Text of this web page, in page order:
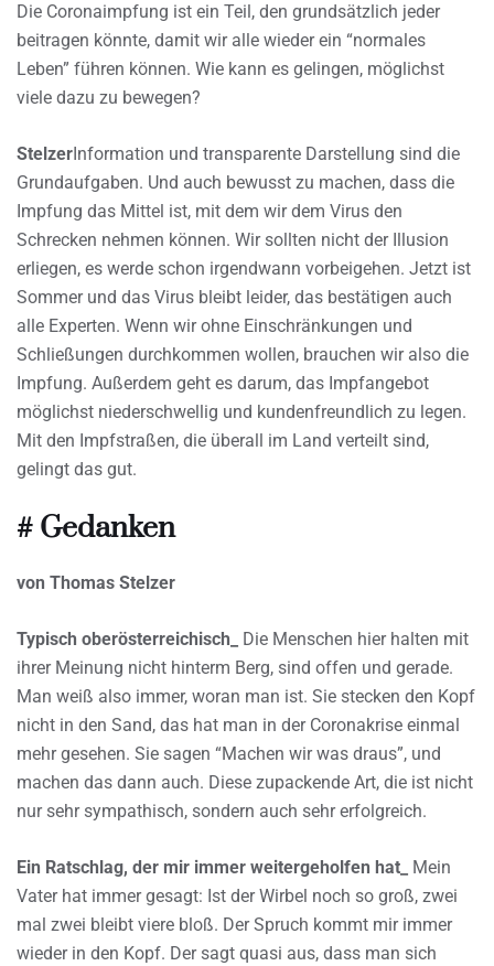
Die Coronaimpfung ist ein Teil, den grundsätzlich jeder
beitragen könnte, damit wir alle wieder ein “normales
Leben” führen können. Wie kann es gelingen, möglichst
viele dazu zu bewegen?
StelzerInformation und transparente Darstellung sind die
Grundaufgaben. Und auch bewusst zu machen, dass die
Impfung das Mittel ist, mit dem wir dem Virus den
Schrecken nehmen können. Wir sollten nicht der Illusion
erliegen, es werde schon irgendwann vorbeigehen. Jetzt ist
Sommer und das Virus bleibt leider, das bestätigen auch
alle Experten. Wenn wir ohne Einschränkungen und
Schließungen durchkommen wollen, brauchen wir also die
Impfung. Außerdem geht es darum, das Impfangebot
möglichst niederschwellig und kundenfreundlich zu legen.
Mit den Impfstraßen, die überall im Land verteilt sind,
gelingt das gut.
# Gedanken
von Thomas Stelzer
Typisch oberösterreichisch_
Die Menschen hier halten mit
ihrer Meinung nicht hinterm Berg, sind offen und gerade.
Man weiß also immer, woran man ist. Sie stecken den Kopf
nicht in den Sand, das hat man in der Coronakrise einmal
mehr gesehen. Sie sagen “Machen wir was draus”, und
machen das dann auch. Diese zupackende Art, die ist nicht
nur sehr sympathisch, sondern auch sehr erfolgreich.
Ein Ratschlag, der mir immer weitergeholfen hat_
Mein
Vater hat immer gesagt: Ist der Wirbel noch so groß, zwei
mal zwei bleibt viere bloß. Der Spruch kommt mir immer
wieder in den Kopf. Der sagt quasi aus, dass man sich